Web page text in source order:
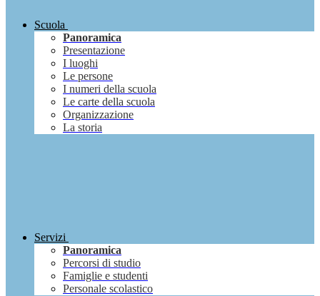
Scuola
Panoramica
Presentazione
I luoghi
Le persone
I numeri della scuola
Le carte della scuola
Organizzazione
La storia
Servizi
Panoramica
Percorsi di studio
Famiglie e studenti
Personale scolastico